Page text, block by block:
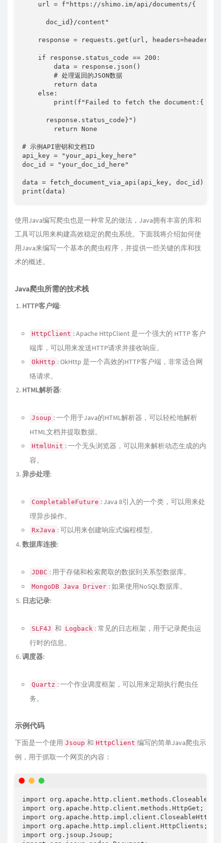
    url
= f"https://shimo.im/api/documents/{
doc_id }/content"
    response
= requests . get ( url , headers=headers
if response . status_code == 200 :
        data
= response . json ( )
# 处理返回的JSON数据
return data
else :
print ( f"Failed to fetch the document: {
response . status_code } " )
return None
# 示例API密钥和文档ID
api_key =
"your_api_key_here"
doc_id = "your_doc_id_here"
data = fetch_document_via_api ( api_key , doc_id )
print ( data )
使用Java编写爬虫也是一种常见的做法，Java拥有丰富的库和
工具可以用来构建高效稳定的爬虫系统。下面我将介绍如何使
用Java来编写一个基本的爬虫程序，并提供一些关键的库和技
术的概述。
Java爬虫所需的技术栈
HTTP客户端:
HttpClient : Apache HttpClient 是一个强大的 HTTP 客户
端库，可以用来发送HTTP请求并接收响应。
OkHttp : OkHttp 是一个高效的HTTP客户端，非常适合网
络请求。
HTML解析器:
Jsoup : 一个用于Java的HTML解析器，可以轻松地解析
HTML文档并提取数据。
HtmlUnit : 一个无头浏览器，可以用来解析动态生成的内
容。
异步处理:
CompletableFuture : Java 8引入的一个类，可以用来处
理异步操作。
RxJava : 可以用来创建响应式编程模型。
数据库连接:
JDBC : 用于存储和检索爬取的数据到关系型数据库。
MongoDB Java Driver : 如果使用NoSQL数据库。
日志记录:
SLF4J 和 Logback : 常见的日志框架，用于记录爬虫运
行时的信息。
调度器:
Quartz : 一个作业调度框架，可以用来定期执行爬虫任
务。
示例代码
下面是一个使用 Jsoup 和 HttpClient 编写的简单Java爬虫示
例，用于抓取一个网页的内容：
import org . apache . http . client . methods .
import
org . apache . http . client . methods . HttpGet ;
import
org . apache . http . impl . client .
import
org . apache . http . impl . client . HttpClients ;
import
org . jsoup . Jsoup ;